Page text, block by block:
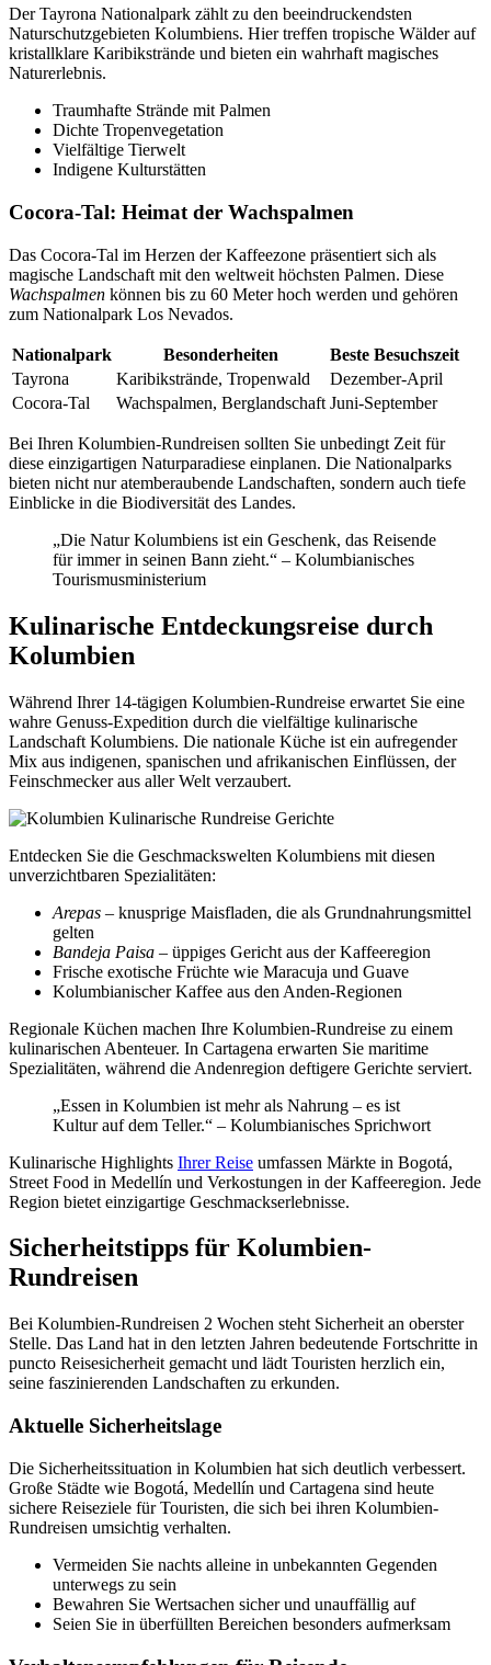
Der Tayrona Nationalpark zählt zu den beeindruckendsten
Naturschutzgebieten Kolumbiens. Hier treffen tropische Wälder auf
kristallklare Karibikstrände und bieten ein wahrhaft magisches
Naturerlebnis.
Traumhafte Strände mit Palmen
Dichte Tropenvegetation
Vielfältige Tierwelt
Indigene Kulturstätten
Cocora-Tal: Heimat der Wachspalmen
Das Cocora-Tal im Herzen der Kaffeezone präsentiert sich als
magische Landschaft mit den weltweit höchsten Palmen. Diese
Wachspalmen können bis zu 60 Meter hoch werden und gehören
zum Nationalpark Los Nevados.
Nationalpark Besonderheiten
Beste Besuchszeit
Tayrona
Karibikstrände, Tropenwald
Dezember-April
Cocora-Tal
Wachspalmen, Berglandschaft Juni-September
Bei Ihren Kolumbien-Rundreisen sollten Sie unbedingt Zeit für
diese einzigartigen Naturparadiese einplanen. Die Nationalparks
bieten nicht nur atemberaubende Landschaften, sondern auch tiefe
Einblicke in die Biodiversität des Landes.
„Die Natur Kolumbiens ist ein Geschenk, das Reisende
für immer in seinen Bann zieht.“ – Kolumbianisches
Tourismusministerium
Kulinarische Entdeckungsreise durch
Kolumbien
Während Ihrer 14-tägigen Kolumbien-Rundreise erwartet Sie eine
wahre Genuss-Expedition durch die vielfältige kulinarische
Landschaft Kolumbiens. Die nationale Küche ist ein aufregender
Mix aus indigenen, spanischen und afrikanischen Einflüssen, der
Feinschmecker aus aller Welt verzaubert.
Entdecken Sie die Geschmackswelten Kolumbiens mit diesen
unverzichtbaren Spezialitäten:
Arepas – knusprige Maisfladen, die als Grundnahrungsmittel
gelten
Bandeja Paisa – üppiges Gericht aus der Kaffeeregion
Frische exotische Früchte wie Maracuja und Guave
Kolumbianischer Kaffee aus den Anden-Regionen
Regionale Küchen machen Ihre Kolumbien-Rundreise zu einem
kulinarischen Abenteuer. In Cartagena erwarten Sie maritime
Spezialitäten, während die Andenregion deftigere Gerichte serviert.
„Essen in Kolumbien ist mehr als Nahrung – es ist
Kultur auf dem Teller.“ – Kolumbianisches Sprichwort
Kulinarische Highlights Ihrer Reise umfassen Märkte in Bogotá,
Street Food in Medellín und Verkostungen in der Kaffeeregion. Jede
Region bietet einzigartige Geschmackserlebnisse.
Sicherheitstipps für Kolumbien-
Rundreisen
Bei Kolumbien-Rundreisen 2 Wochen steht Sicherheit an oberster
Stelle. Das Land hat in den letzten Jahren bedeutende Fortschritte in
puncto Reisesicherheit gemacht und lädt Touristen herzlich ein,
seine faszinierenden Landschaften zu erkunden.
Aktuelle Sicherheitslage
Die Sicherheitssituation in Kolumbien hat sich deutlich verbessert.
Große Städte wie Bogotá, Medellín und Cartagena sind heute
sichere Reiseziele für Touristen, die sich bei ihren Kolumbien-
Rundreisen umsichtig verhalten.
Vermeiden Sie nachts alleine in unbekannten Gegenden
unterwegs zu sein
Bewahren Sie Wertsachen sicher und unauffällig auf
Seien Sie in überfüllten Bereichen besonders aufmerksam